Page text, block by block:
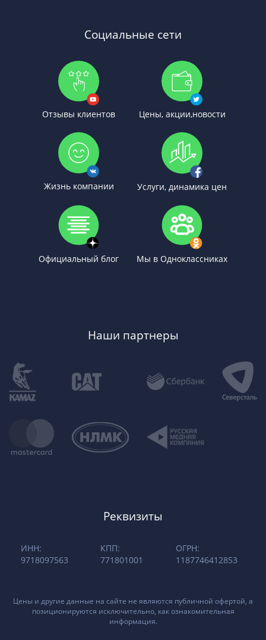
Социальные сети
Отзывы клиентов Цены, акции,новости
Жизнь компании Услуги, динамика цен
Официальный блог Мы в Одноклассниках
Наши партнеры
Реквизиты
ИНН:
9718097563
КПП:
771801001
ОГРН:
1187746412853
Цены и другие данные на сайте не являются публичной офертой, а
позиционируются исключительно, как ознакомительная
информация.